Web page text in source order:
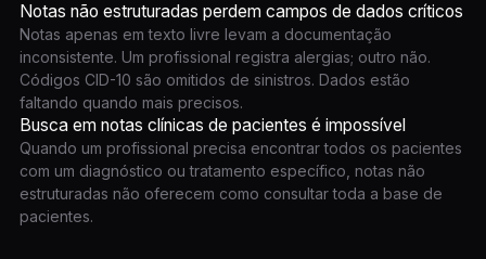
Notas não estruturadas perdem campos de dados críticos
Notas apenas em texto livre levam a documentação
inconsistente. Um profissional registra alergias; outro não.
Códigos CID-10 são omitidos de sinistros. Dados estão
faltando quando mais precisos.
Busca em notas clínicas de pacientes é impossível
Quando um profissional precisa encontrar todos os pacientes
com um diagnóstico ou tratamento específico, notas não
estruturadas não oferecem como consultar toda a base de
pacientes.